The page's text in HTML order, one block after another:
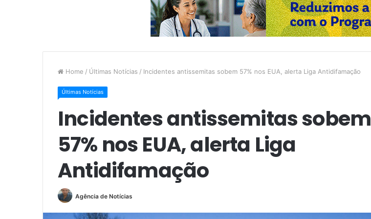
Home / Últimas Notícias / Incidentes antissemitas sobem 57% nos EUA, alerta Liga Antidifamação
Últimas Notícias
Incidentes antissemitas sobem
57% nos EUA, alerta Liga
Antidifamação
Agência de Notícias